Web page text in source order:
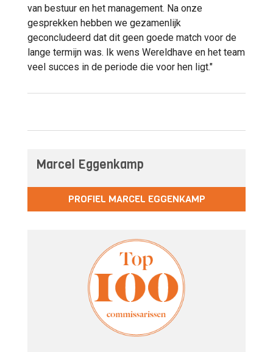
van bestuur en het management. Na onze
gesprekken hebben we gezamenlijk
geconcludeerd dat dit geen goede match voor de
lange termijn was. Ik wens Wereldhave en het team
veel succes in de periode die voor hen ligt."
Marcel Eggenkamp
PROFIEL MARCEL EGGENKAMP